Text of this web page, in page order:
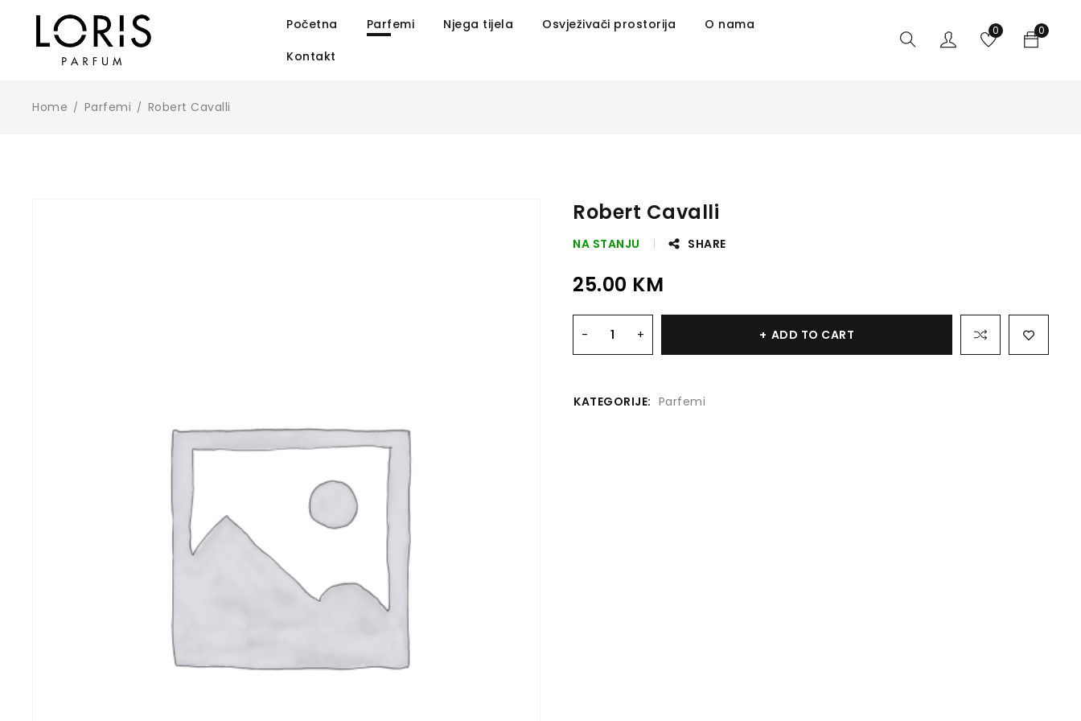
Početna Parfemi Njega tijela Osvježivači prostorija
O nama
Kontakt
0
0
Home / Parfemi / Robert Cavalli
Robert Cavalli
NA STANJU SHARE
25.00 KM
ADD TO CART
KATEGORIJE: Parfemi